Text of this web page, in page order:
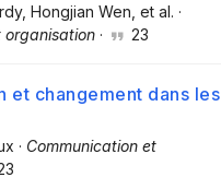
, Hongjian Wen , et al. ·
organisation · 23
et changement dans les
· Communication et